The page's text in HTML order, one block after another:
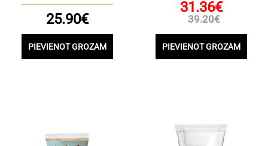
25.90€
PIEVIENOT GROZAM
31.36€
39.20€
PIEVIENOT GROZAM